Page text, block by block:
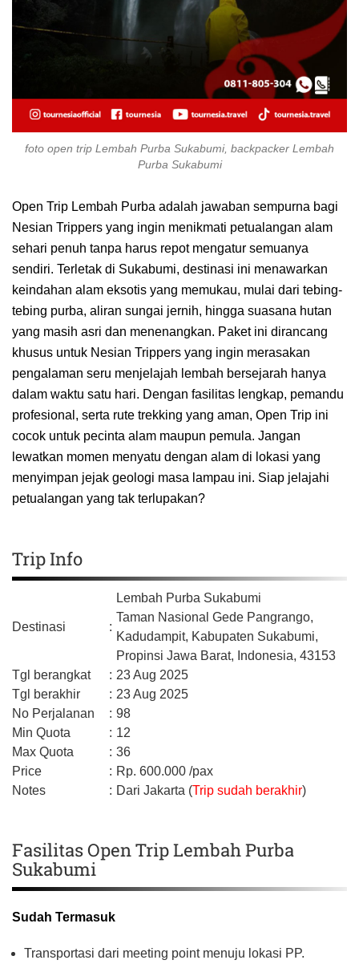
foto open trip Lembah Purba Sukabumi, backpacker Lembah
Purba Sukabumi
Open Trip Lembah Purba adalah jawaban sempurna bagi
Nesian Trippers yang ingin menikmati petualangan alam
sehari penuh tanpa harus repot mengatur semuanya
sendiri. Terletak di Sukabumi, destinasi ini menawarkan
keindahan alam eksotis yang memukau, mulai dari tebing-
tebing purba, aliran sungai jernih, hingga suasana hutan
yang masih asri dan menenangkan. Paket ini dirancang
khusus untuk Nesian Trippers yang ingin merasakan
pengalaman seru menjelajah lembah bersejarah hanya
dalam waktu satu hari. Dengan fasilitas lengkap, pemandu
profesional, serta rute trekking yang aman, Open Trip ini
cocok untuk pecinta alam maupun pemula. Jangan
lewatkan momen menyatu dengan alam di lokasi yang
menyimpan jejak geologi masa lampau ini. Siap jelajahi
petualangan yang tak terlupakan?
Trip Info
Destinasi :
Lembah Purba Sukabumi
Taman Nasional Gede Pangrango,
Kadudampit, Kabupaten Sukabumi,
Propinsi Jawa Barat, Indonesia, 43153
Tgl berangkat
: 23 Aug 2025
Tgl berakhir
: 23 Aug 2025
No Perjalanan
: 98
Min Quota
: 12
Max Quota
: 36
Price
: Rp. 600.000 /pax
Notes
: Dari Jakarta (Trip sudah berakhir)
Fasilitas Open Trip Lembah Purba
Sukabumi
Sudah Termasuk
Transportasi dari meeting point menuju lokasi PP.